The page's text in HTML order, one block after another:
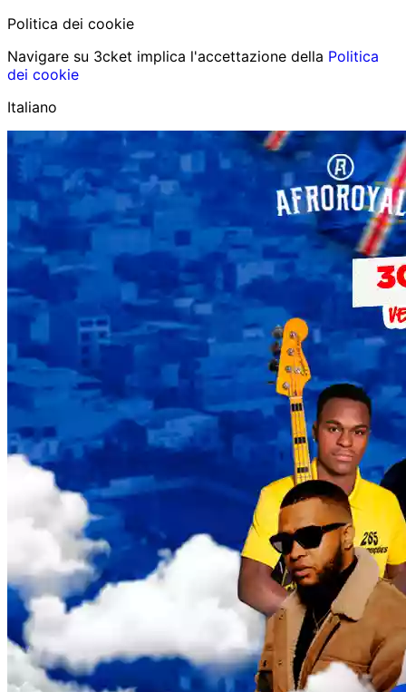
Politica dei cookie
Navigare su 3cket implica l'accettazione della Politica
dei cookie
Italiano